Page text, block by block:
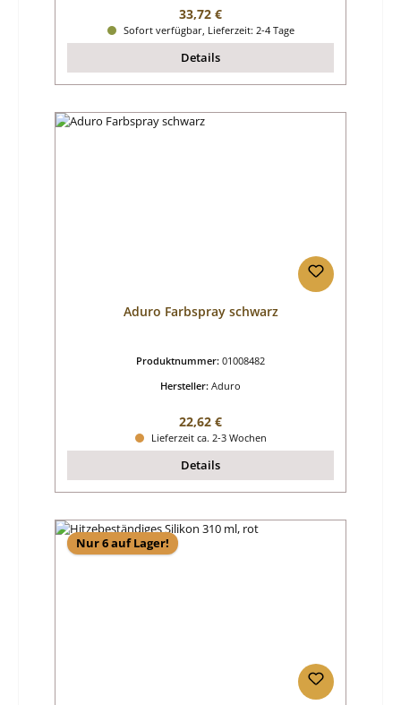
Regulärer Preis:
33,72 €
Sofort verfügbar, Lieferzeit: 2-4 Tage
Details
Aduro Farbspray schwarz
Produktnummer: 01008482
Hersteller: Aduro
Regulärer Preis:
22,62 €
Lieferzeit ca. 2-3 Wochen
Details
Nur 6 auf Lager!